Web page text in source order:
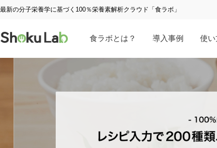
最新の分子栄養学に基づく100％栄養素解析クラウド「食ラボ」
食ラボとは？ 導入事例 使い